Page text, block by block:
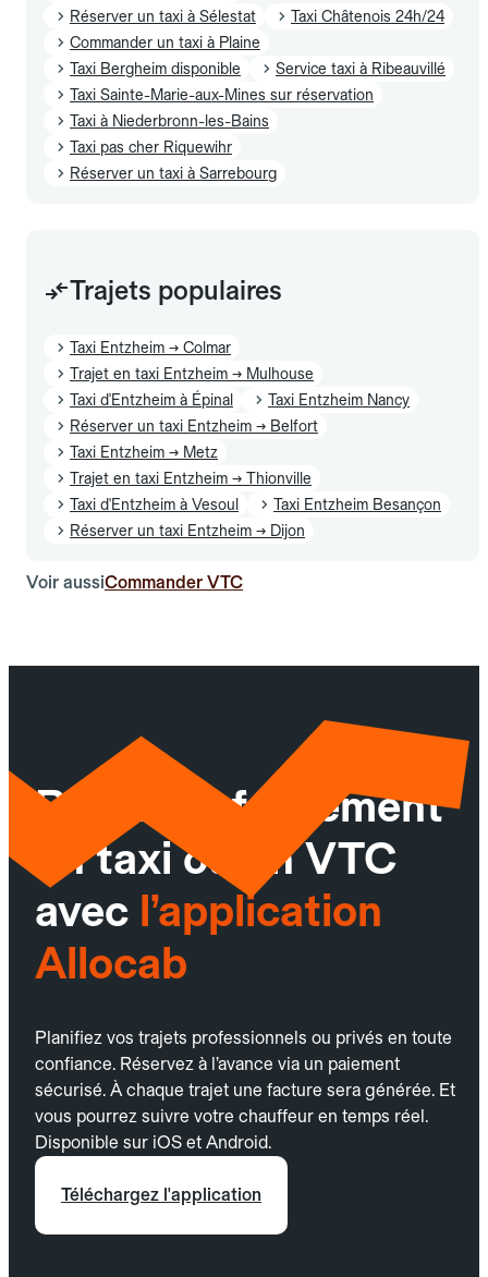
Réserver un taxi à Sélestat
Taxi Châtenois 24h/24
Commander un taxi à Plaine
Taxi Bergheim disponible
Service taxi à Ribeauvillé
Taxi Sainte-Marie-aux-Mines sur réservation
Taxi à Niederbronn-les-Bains
Taxi pas cher Riquewihr
Réserver un taxi à Sarrebourg
Trajets populaires
Taxi Entzheim → Colmar
Trajet en taxi Entzheim → Mulhouse
Taxi d'Entzheim à Épinal
Taxi Entzheim Nancy
Réserver un taxi Entzheim → Belfort
Taxi Entzheim → Metz
Trajet en taxi Entzheim → Thionville
Taxi d'Entzheim à Vesoul
Taxi Entzheim Besançon
Réserver un taxi Entzheim → Dijon
Voir aussiCommander VTC
Réservez facilement
un taxi ou un VTC
avec l’application
Allocab
Planifiez vos trajets professionnels ou privés en toute
confiance. Réservez à l’avance via un paiement
sécurisé. À chaque trajet une facture sera générée. Et
vous pourrez suivre votre chauffeur en temps réel.
Disponible sur iOS et Android.
Téléchargez l'application